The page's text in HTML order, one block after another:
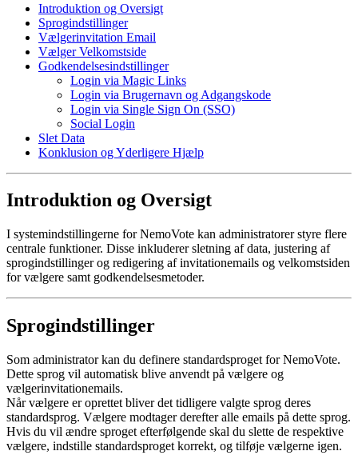
Introduktion og Oversigt
Sprogindstillinger
Vælgerinvitation Email
Vælger Velkomstside
Godkendelsesindstillinger
Login via Magic Links
Login via Brugernavn og Adgangskode
Login via Single Sign On (SSO)
Social Login
Slet Data
Konklusion og Yderligere Hjælp
Introduktion og Oversigt
I systemindstillingerne for NemoVote kan administratorer styre flere
centrale funktioner. Disse inkluderer sletning af data, justering af
sprogindstillinger og redigering af invitationemails og velkomstsiden
for vælgere samt godkendelsesmetoder.
Sprogindstillinger
Som administrator kan du definere standardsproget for NemoVote.
Dette sprog vil automatisk blive anvendt på vælgere og
vælgerinvitationemails.
Når vælgere er oprettet bliver det tidligere valgte sprog deres
standardsprog. Vælgere modtager derefter alle emails på dette sprog.
Hvis du vil ændre sproget efterfølgende skal du slette de respektive
vælgere, indstille standardsproget korrekt, og tilføje vælgerne igen.